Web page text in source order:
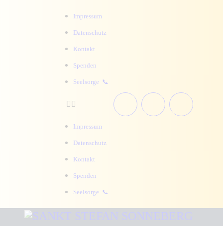
Impressum
Datenschutz
Kontakt
Spenden
Seelsorge 📞
Impressum
Datenschutz
Kontakt
Spenden
Seelsorge 📞
AKTUELLES
KALENDER
PFARREI
ANGEBOTE
WISSENSWERTES
KONTAKT
SUCHE